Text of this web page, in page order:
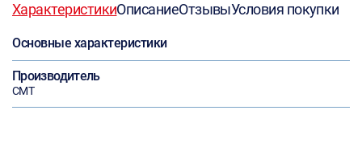
ХарактеристикиОписаниеОтзывыУсловия покупки
Основные характеристики
Производитель
CMT